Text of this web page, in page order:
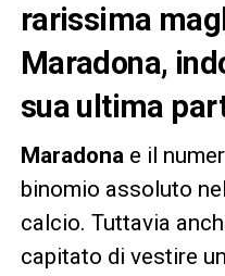
rarissima
Maradona,
sua ultima
Maradonae il
binomio assoluto
calcio. Tuttavia
capitato di vestire